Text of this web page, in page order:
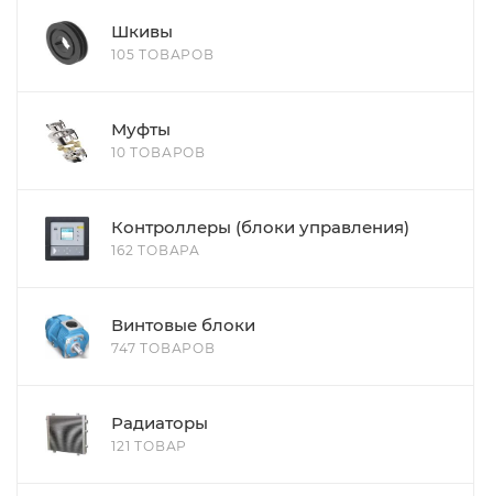
Шкивы
105 ТОВАРОВ
Муфты
10 ТОВАРОВ
Контроллеры (блоки управления)
162 ТОВАРА
Винтовые блоки
747 ТОВАРОВ
Радиаторы
121 ТОВАР